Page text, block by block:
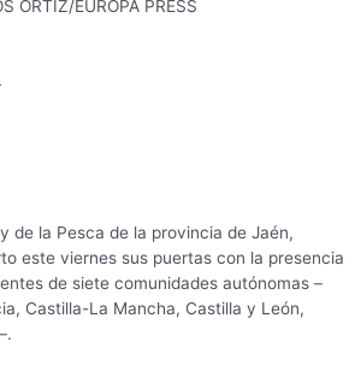
ORTIZ/EUROPA PRESS
de la Pesca de la provincia de Jaén,
este viernes sus puertas con la presencia
de siete comunidades autónomas –
Castilla-La Mancha, Castilla y León,